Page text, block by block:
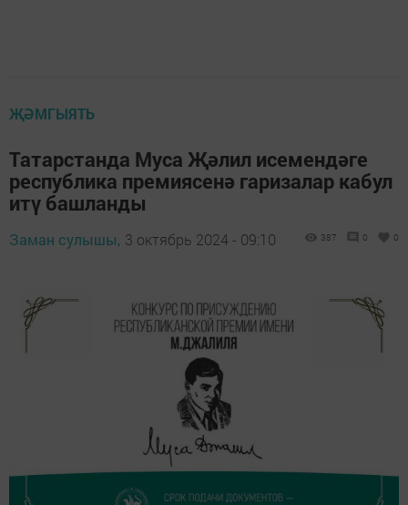
ҖӘМГЫЯТЬ
Татарстанда Муса Җәлил исемендәге
республика премиясенә гаризалар кабул
итү башланды
Заман сулышы, 3 октябрь 2024 - 09:10 387 0 0